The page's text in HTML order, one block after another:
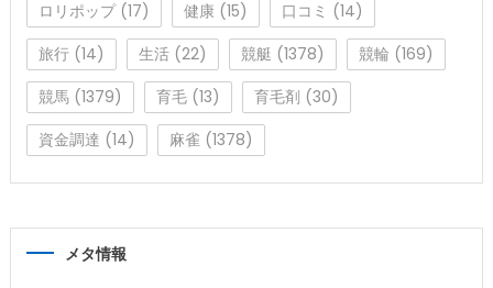
ロリポップ(17) 健康(15) 口コミ (14)
旅行(14) 生活(22) 競艇 (1378) 競輪 (169)
競馬(1379) 育毛(13) 育毛剤 (30)
資金調達 (14) 麻雀 (1378)
メタ情報